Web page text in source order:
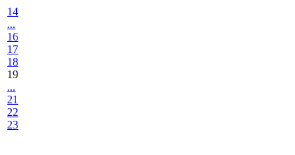
14
...
16
17
18
19
...
21
22
23